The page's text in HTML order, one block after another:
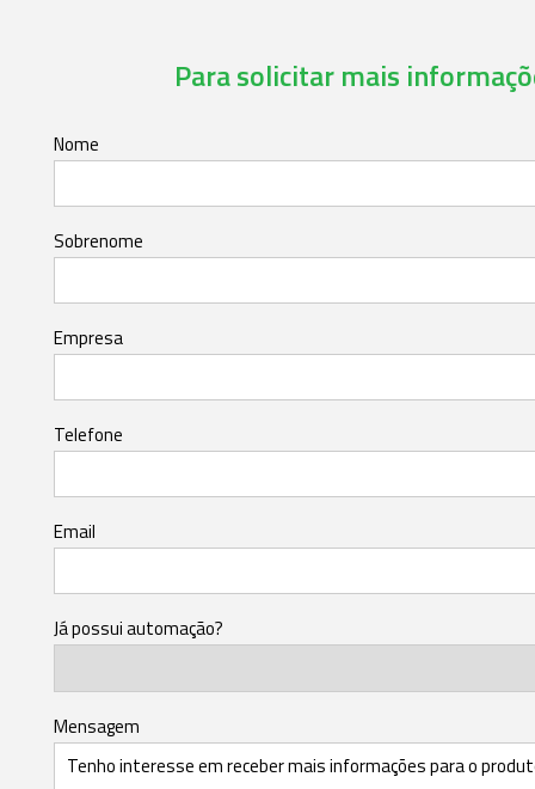
Para solicitar mais
Nome
Sobrenome
Empresa
Telefone
Email
Já possui automação?
Mensagem